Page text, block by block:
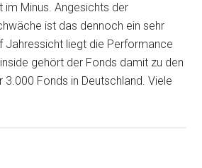
im Minus. Angesichts der
ist das dennoch ein sehr
Jahressicht liegt die Performance
gehört der Fonds damit zu den
Fonds in Deutschland. Viele